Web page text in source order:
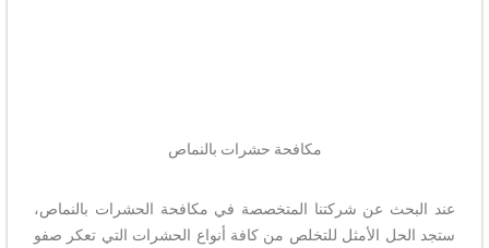
مكافحة حشرات بالنماص
عند البحث عن شركتنا المتخصصة في مكافحة الحشرات بالنماص،
ستجد الحل الأمثل للتخلص من كافة أنواع الحشرات التي تعكر صفو